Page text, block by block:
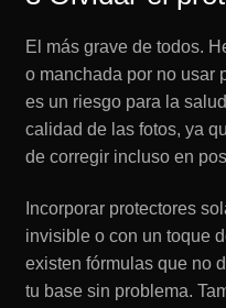
El más grave de todos.
o manchada por no usar
es un riesgo para la
calidad de las fotos, ya
de corregir incluso en
Incorporar protectores
invisible o con un toque
existen fórmulas que no
tu base sin problema.